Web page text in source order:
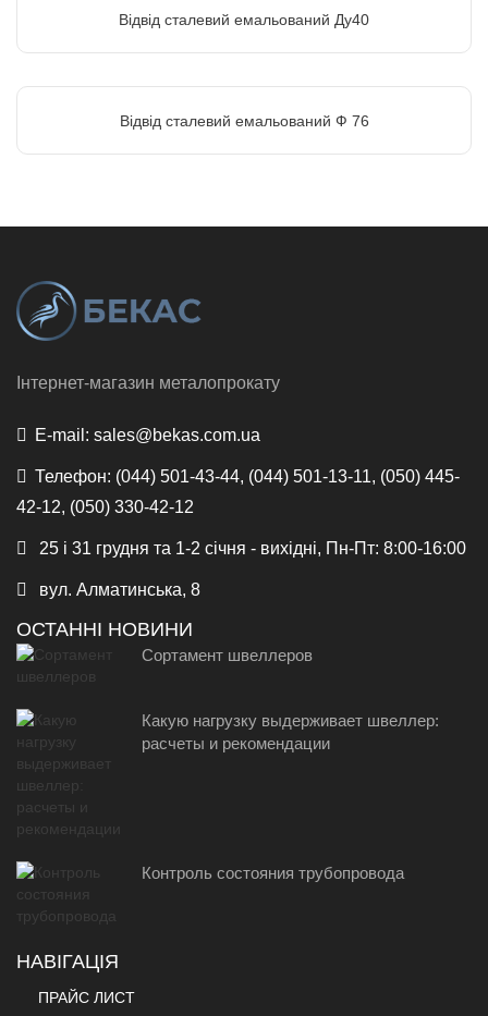
Відвід сталевий емальований Ду40
Відвід сталевий емальований Ф 76
Інтернет-магазин металопрокату
E-mail: sales@bekas.com.ua
Телефон: (044) 501-43-44, (044) 501-13-11, (050) 445-
42-12, (050) 330-42-12
25 і 31 грудня та 1-2 січня - вихідні, Пн-Пт: 8:00-16:00
вул. Алматинська, 8
ОСТАННІ НОВИНИ
Сортамент швеллеров
Какую нагрузку выдерживает швеллер:
расчеты и рекомендации
Контроль состояния трубопровода
НАВІГАЦІЯ
ПРАЙС ЛИСТ